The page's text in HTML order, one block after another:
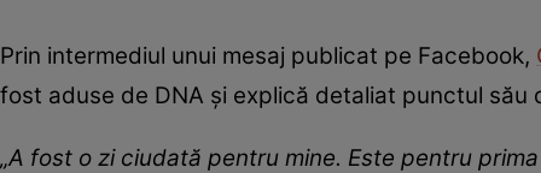
Prin intermediul unui mesaj publicat pe Facebook,
fost aduse de DNA și explică detaliat punctul său
„A fost o zi ciudată pentru mine. Este pentru